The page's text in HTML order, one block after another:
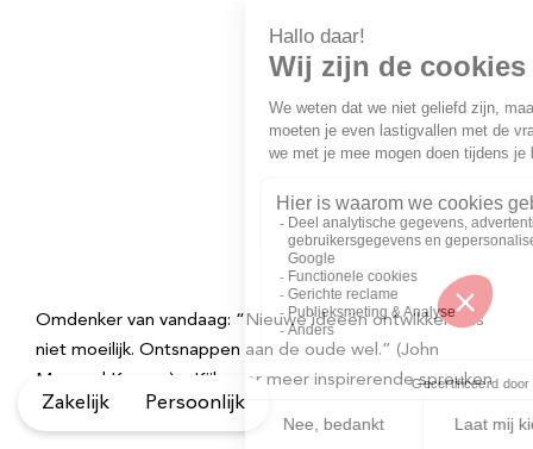
Omdenker van vandaag: “Nieuwe ideeën ontwikkelen is
niet moeilijk. Ontsnappen aan de oude wel.” (John
Maynard Keynes) – Kijk voor meer inspirerende spreuken
op Omdenken.nl
Zakelijk Persoonlijk